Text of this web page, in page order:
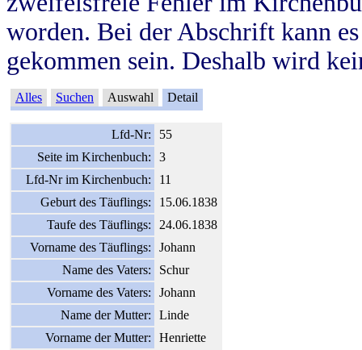
worden. Bei der Abschrift kann
gekommen sein. Deshalb wird
Alles Suchen Auswahl Detail
Lfd-Nr:
55
Seite im Kirchenbuch:
3
Lfd-Nr im Kirchenbuch:
11
Geburt des Täuflings:
15.06.1838
Taufe des Täuflings:
24.06.1838
Vorname des Täuflings:
Johann
Name des Vaters:
Schur
Vorname des Vaters:
Johann
Name der Mutter:
Linde
Vorname der Mutter:
Henriette